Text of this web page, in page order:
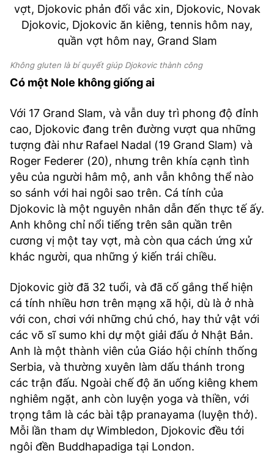
Không gluten là bí quyết giúp Djokovic thành công
Có một Nole không giống ai
Với 17 Grand Slam, và vẫn duy trì phong độ đỉnh
cao, Djokovic đang trên đường vượt qua những
tượng đài như Rafael Nadal (19 Grand Slam) và
Roger Federer (20), nhưng trên khía cạnh tình
yêu của người hâm mộ, anh vẫn không thể nào
so sánh với hai ngôi sao trên. Cá tính của
Djokovic là một nguyên nhân dẫn đến thực tế ấy.
Anh không chỉ nổi tiếng trên sân quần trên
cương vị một tay vợt, mà còn qua cách ứng xử
khác người, qua những ý kiến trái chiều.
Djokovic giờ đã 32 tuổi, và đã cố gắng thể hiện
cá tính nhiều hơn trên mạng xã hội, dù là ở nhà
với con, chơi với những chú chó, hay thử vật với
các võ sĩ sumo khi dự một giải đấu ở Nhật Bản.
Anh là một thành viên của Giáo hội chính thống
Serbia, và thường xuyên làm dấu thánh trong
các trận đấu. Ngoài chế độ ăn uống kiêng khem
nghiêm ngặt, anh còn luyện yoga và thiền, với
trọng tâm là các bài tập pranayama (luyện thở).
Mỗi lần tham dự Wimbledon, Djokovic đều tới
ngôi đền Buddhapadiga tại London.